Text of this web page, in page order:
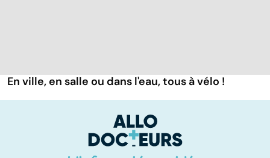
En ville, en salle ou dans l'eau, tous à vélo !